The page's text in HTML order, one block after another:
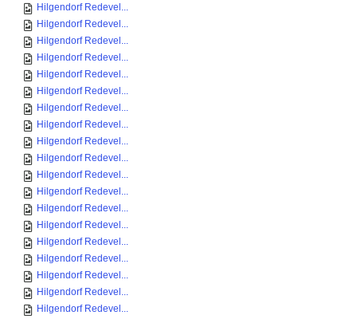
Hilgendorf Redevel...
Hilgendorf Redevel...
Hilgendorf Redevel...
Hilgendorf Redevel...
Hilgendorf Redevel...
Hilgendorf Redevel...
Hilgendorf Redevel...
Hilgendorf Redevel...
Hilgendorf Redevel...
Hilgendorf Redevel...
Hilgendorf Redevel...
Hilgendorf Redevel...
Hilgendorf Redevel...
Hilgendorf Redevel...
Hilgendorf Redevel...
Hilgendorf Redevel...
Hilgendorf Redevel...
Hilgendorf Redevel...
Hilgendorf Redevel...